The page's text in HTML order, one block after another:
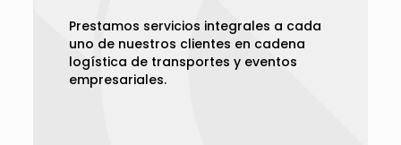
Prestamos servicios integrales a cada
uno de nuestros clientes en cadena
logística de transportes y eventos
empresariales.